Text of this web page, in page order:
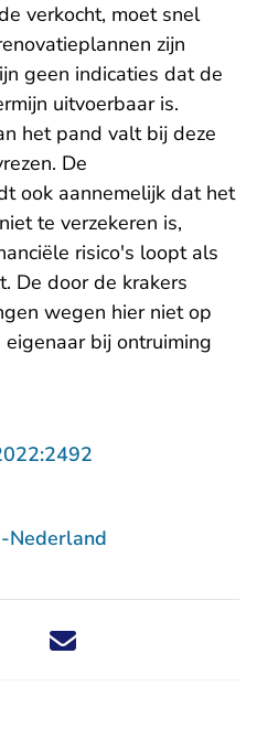
verkocht, moet snel
zijn
geen indicaties dat de
uitvoerbaar is.
het pand valt bij deze
De
ook aannemelijk dat het
te verzekeren is,
risico's loopt als
De door de krakers
wegen hier niet op
bij ontruiming
Nederland
Deel dit nieuwsbericht via X -
Deel dit nieuwsbericht via
Deel dit nieuwsbericht
Deel dit